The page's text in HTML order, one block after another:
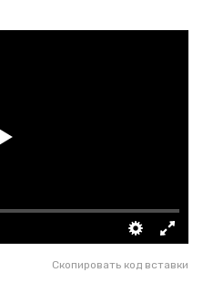
Скопировать код вставки